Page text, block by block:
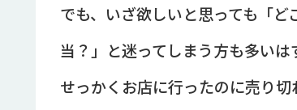
でも、いざ欲しいと思っても「
当？」と迷ってしまう方も多いは
せっかくお店に行ったのに売り